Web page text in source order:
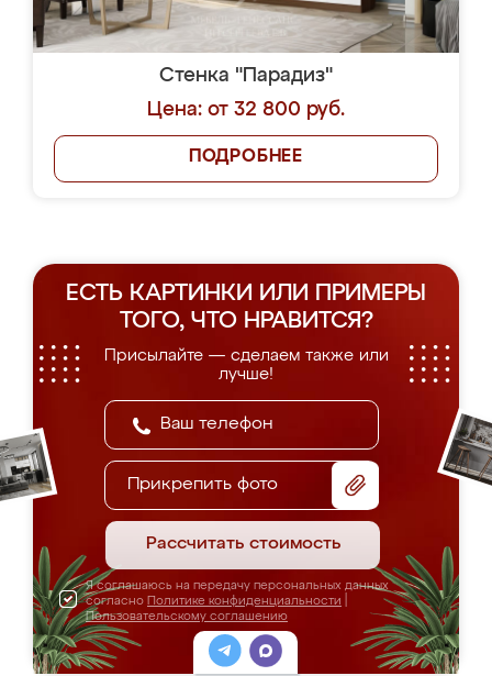
Стенка "Парадиз"
Цена: от 32 800 руб.
ПОДРОБНЕЕ
ЕСТЬ КАРТИНКИ ИЛИ ПРИМЕРЫ
ТОГО, ЧТО НРАВИТСЯ?
Присылайте — сделаем также или
лучше!
Прикрепить фото
Рассчитать стоимость
Я соглашаюсь на передачу персональных данных
согласно Политике конфиденциальности
Пользовательскому соглашению